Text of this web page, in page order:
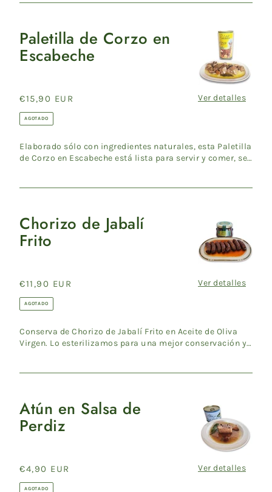
Paletilla
de
Escabeche
Paletilla de Corzo en
Escabeche
Precio
habitual
€15,90 EUR
AGOTADO
Ver detalles
Elaborado sólo con ingredientes naturales, esta Paletilla
de Corzo en Escabeche está lista para servir y comer, se
Chorizo
de
Chorizo de Jabalí
Frito
Precio
habitual
€11,90 EUR
AGOTADO
Ver detalles
Conserva de Chorizo de Jabalí Frito en Aceite de Oliva
Virgen. Lo esterilizamos para una mejor conservación y
Atún
en
Perdiz
Atún en Salsa de
Perdiz
Precio
habitual
€4,90 EUR
AGOTADO
Ver detalles